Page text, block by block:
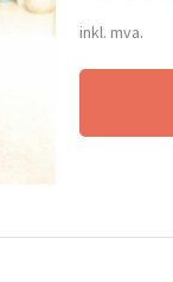
inkl. mva.